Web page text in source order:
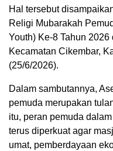
Hal tersebut
Religi Mubarakah
Youth) Ke-8 Tahun
Kecamatan Cikembar,
(25/6/2026).
Dalam sambutannya,
pemuda merupakan
itu, peran pemuda
terus diperkuat agar
umat, pemberdayaan